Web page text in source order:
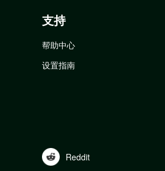
支持
帮助中心
设置指南
Reddit